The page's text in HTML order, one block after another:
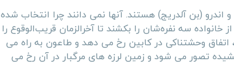
(بن آلدریج) هستند. آنها نمی دانند چرا انتخاب شده
سه نفره‌شان را بکشند تا آخرالزمان قریب‌الوقوع را
اتفاق وحشتناکی در کابین رخ می دهد و طاعون به راه می
تصور می شود و زمین لرزه های مرگبار در آن رخ می